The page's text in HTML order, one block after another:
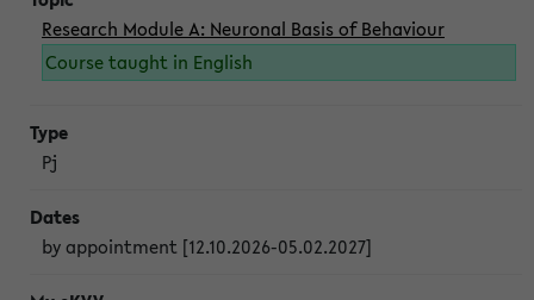
Research Module A: Neuronal Basis of Behaviour
Course taught in English
Pj
by appointment [12.10.2026-05.02.2027]